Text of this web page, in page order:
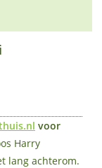
voor
Harry
lang achterom.